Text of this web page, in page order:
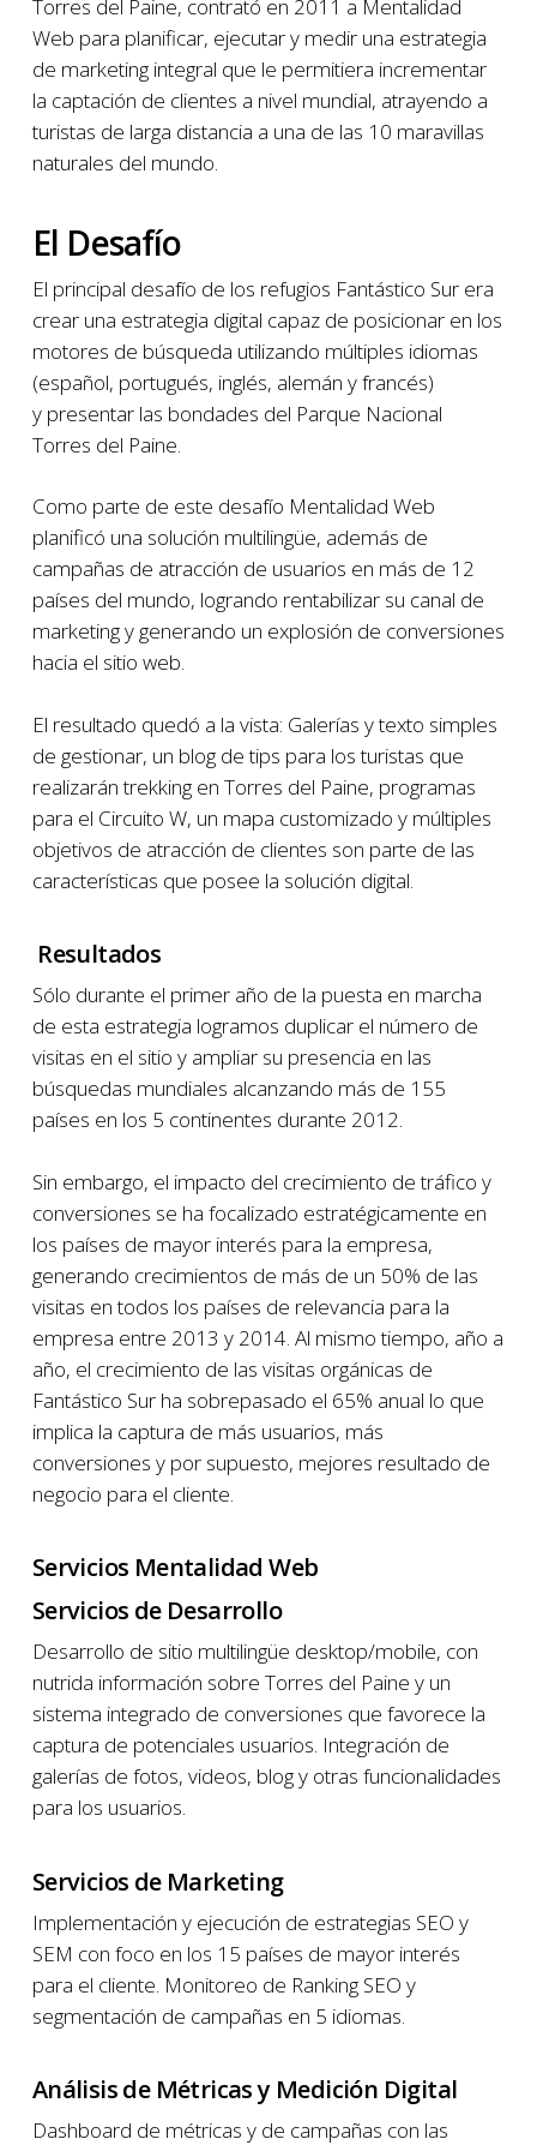
Torres del Paine, contrató en 2011 a Mentalidad
Web para planificar, ejecutar y medir una estrategia
de marketing integral que le permitiera incrementar
la captación de clientes a nivel mundial, atrayendo a
turistas de larga distancia a una de las 10 maravillas
naturales del mundo.
El Desafío
El principal desafío de los refugios Fantástico Sur era
crear una estrategia digital capaz de posicionar en los
motores de búsqueda utilizando múltiples idiomas
(español, portugués, inglés, alemán y francés)
y presentar las bondades del Parque Nacional
Torres del Paine.
Como parte de este desafío Mentalidad Web
planificó una solución multilingüe, además de
campañas de atracción de usuarios en más de 12
países del mundo, logrando rentabilizar su canal de
marketing y generando un explosión de conversiones
hacia el sitio web.
El resultado quedó a la vista: Galerías y texto simples
de gestionar, un blog de tips para los turistas que
realizarán trekking en Torres del Paine, programas
para el Circuito W, un mapa customizado y múltiples
objetivos de atracción de clientes son parte de las
características que posee la solución digital.
Resultados
Sólo durante el primer año de la puesta en marcha
de esta estrategia logramos duplicar el número de
visitas en el sitio y ampliar su presencia en las
búsquedas mundiales alcanzando más de 155
países en los 5 continentes durante 2012.
Sin embargo, el impacto del crecimiento de tráfico y
conversiones se ha focalizado estratégicamente en
los países de mayor interés para la empresa,
generando crecimientos de más de un 50% de las
visitas en todos los países de relevancia para la
empresa entre 2013 y 2014. Al mismo tiempo, año a
año, el crecimiento de las visitas orgánicas de
Fantástico Sur ha sobrepasado el 65% anual lo que
implica la captura de más usuarios, más
conversiones y por supuesto, mejores resultado de
negocio para el cliente.
Servicios Mentalidad Web
Servicios de Desarrollo
Desarrollo de sitio multilingüe desktop/mobile, con
nutrida información sobre Torres del Paine y un
sistema integrado de conversiones que favorece la
captura de potenciales usuarios. Integración de
galerías de fotos, videos, blog y otras funcionalidades
para los usuarios.
Servicios de Marketing
Implementación y ejecución de estrategias SEO y
SEM con foco en los 15 países de mayor interés
para el cliente. Monitoreo de Ranking SEO y
segmentación de campañas en 5 idiomas.
Análisis de Métricas y Medición Digital
Dashboard de métricas y de campañas con las